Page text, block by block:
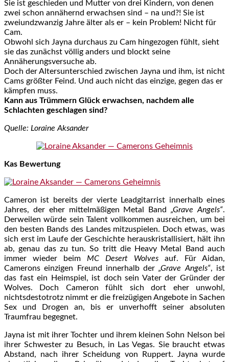
Sie ist geschieden und Mutter von drei Kindern, von denen
zwei schon annähernd erwachsen sind – na und?! Sie ist
zweiundzwanzig Jahre älter als er – kein Problem! Nicht für
Cam.
Obwohl sich Jayna durchaus zu Cam hingezogen fühlt, sieht
sie das zunächst völlig anders und blockt seine
Annäherungsversuche ab.
Doch der Altersunterschied zwischen Jayna und ihm, ist nicht
Cams größter Feind. Und auch nicht das einzige, gegen das er
kämpfen muss.
Kann aus Trümmern Glück erwachsen, nachdem alle
Schlachten geschlagen sind?
Quelle: Loraine Aksander
Kas Bewertung
Cameron ist bereits der vierte Leadgitarrist innerhalb eines
Jahres, der eher mittelmäßigen Metal Band„Grave Angels“.
Derweilen würde sein Talent vollkommen ausreichen, um bei
den besten Bands des Landes mitzuspielen. Doch etwas, was
sich erst im Laufe der Geschichte herauskristallisiert, hält ihn
ab, genau das zu tun. So tritt die Heavy Metal Band auch
immer wieder beim MC Desert Wolves auf. Für Aidan,
Camerons einzigen Freund innerhalb der„Grave Angels“, ist
das fast ein Heimspiel, ist doch sein Vater der Gründer der
Wolves. Doch Cameron fühlt sich dort eher unwohl,
nichtsdestotrotz nimmt er die freizügigen Angebote in Sachen
Sex und Drogen an, bis er unverhofft seiner absoluten
Traumfrau begegnet.
Jayna ist mit ihrer Tochter und ihrem kleinen Sohn Nelson bei
ihrer Schwester zu Besuch, in Las Vegas. Sie braucht etwas
Abstand, nach ihrer Scheidung von Ruppert. Jayna wurde